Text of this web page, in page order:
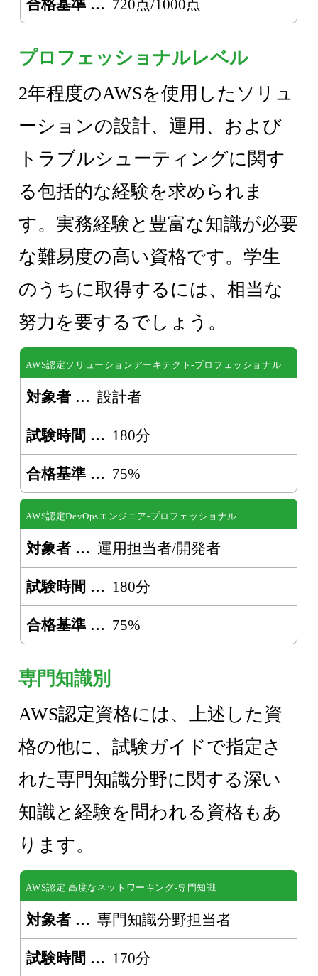
合格基準 720点/1000点
プロフェッショナルレベル
2年程度のAWSを使用したソリュ
ーションの設計、運用、および
トラブルシューティングに関す
る包括的な経験を求められま
す。実務経験と豊富な知識が必要
な難易度の高い資格です。学生
のうちに取得するには、相当な
努力を要するでしょう。
AWS認定ソリューションアーキテクト-プロフェッショナル
対象者 設計者
試験時間 180分
合格基準 75%
AWS認定DevOpsエンジニア-プロフェッショナル
対象者 運用担当者/開発者
試験時間 180分
合格基準 75%
専門知識別
AWS認定資格には、上述した資
格の他に、試験ガイドで指定さ
れた専門知識分野に関する深い
知識と経験を問われる資格もあ
ります。
AWS認定 高度なネットワーキング-専門知識
対象者 専門知識分野担当者
試験時間 170分